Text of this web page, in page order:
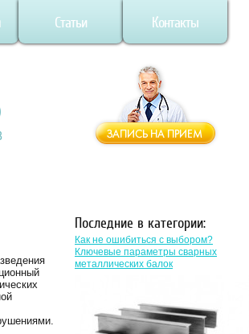
Статьи Контакты
Последние в категории:
Как не ошибиться с выбором?
Ключевые параметры сварных
металлических балок